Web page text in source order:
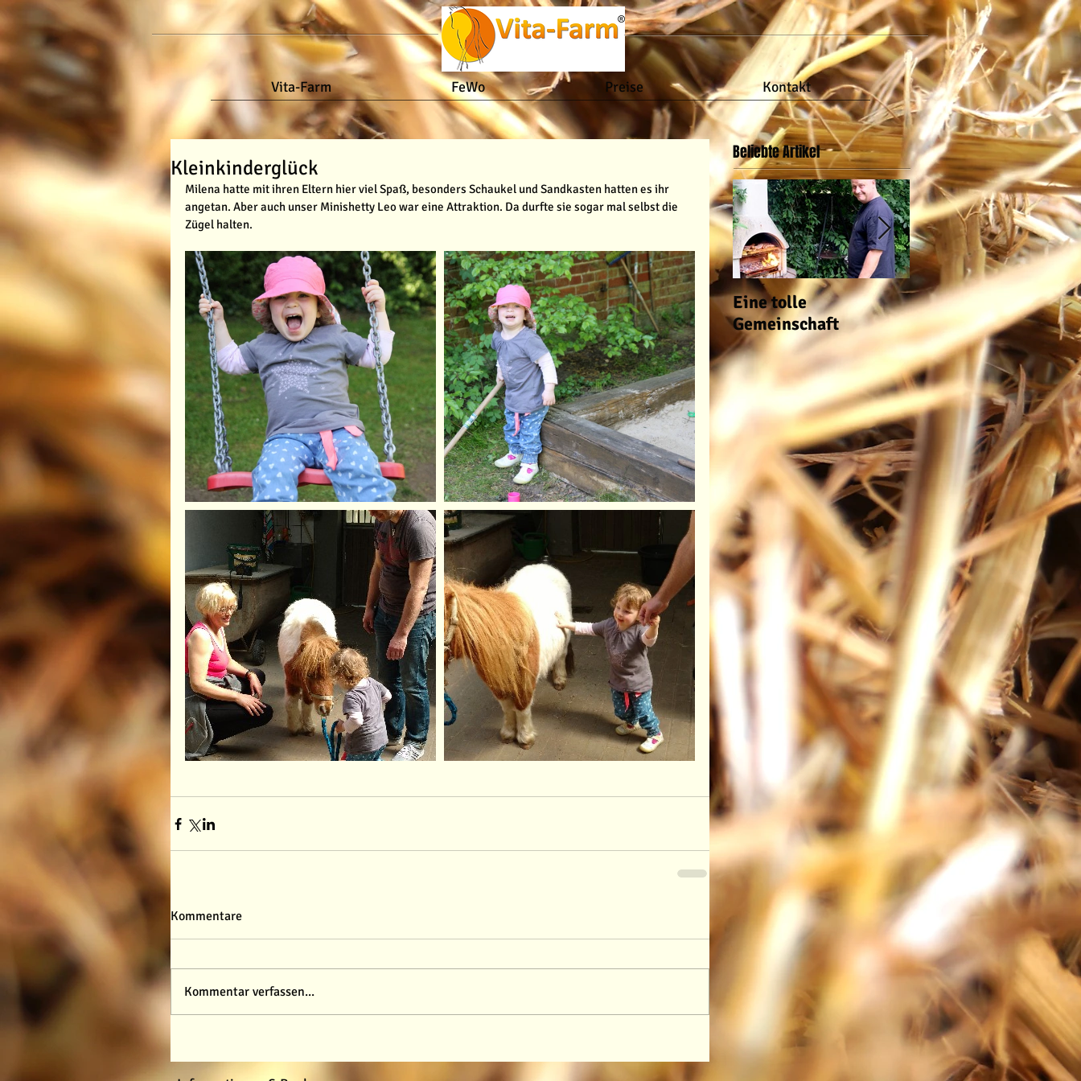
Vita-Farm FeWo Preise Kontakt
Kleinkinderglück
Milena hatte mit ihren Eltern hier viel Spaß, besonders Schaukel und Sandkasten hatten es ihr
angetan. Aber auch unser Minishetty Leo war eine Attraktion. Da durfte sie sogar mal selbst die
Zügel halten.
Kommentare
Kommentar verfassen...
Beliebte Artikel
Eine tolle
Gemeinschaft
auch im Garten ist
los